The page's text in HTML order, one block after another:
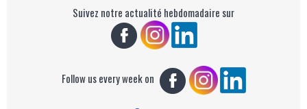
Suivez notre actualité hebdomadaire sur
Follow us every week on